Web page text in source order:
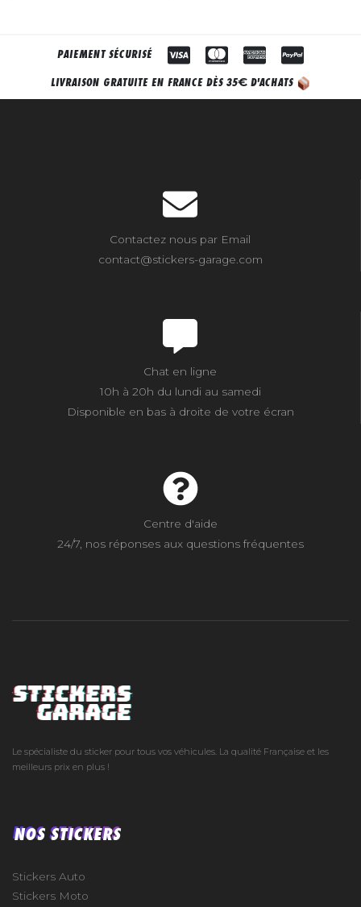
PAIEMENT SÉCURISÉ
LIVRAISON GRATUITE EN FRANCE DÈS 35€ D'ACHATS
Contactez nous par Email
contact@stickers-garage.com
Chat en ligne
10h à 20h du lundi au samedi
Disponible en bas à droite de votre écran
Centre d'aide
24/7, nos réponses aux questions fréquentes
Le spécialiste du sticker pour tous vos véhicules. La qualité Française et les
meilleurs prix en plus !
NOS STICKERS
Stickers Auto
Stickers Moto